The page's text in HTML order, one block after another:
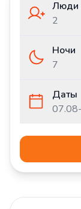
Люди
2
Ночи
7
Даты
07.08-